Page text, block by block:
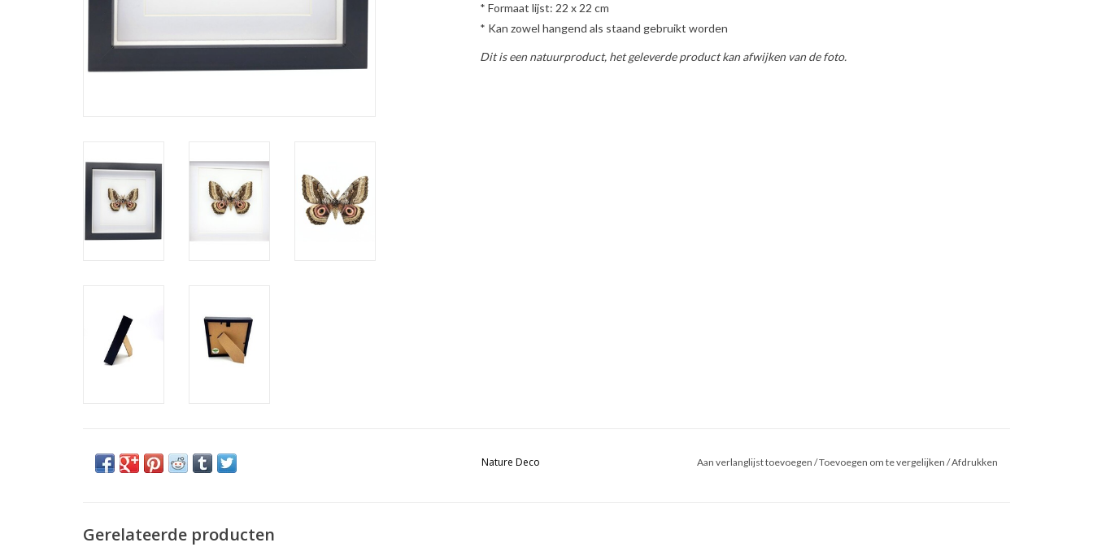
* Formaat lijst: 22 x 22 cm
* Kan zowel hangend als staand gebruikt worden
Dit is een natuurproduct, het geleverde product kan afwijken van de foto.
Nature Deco Aan verlanglijst toevoegen /Toevoegen om te vergelijken /Afdrukken
Gerelateerde producten